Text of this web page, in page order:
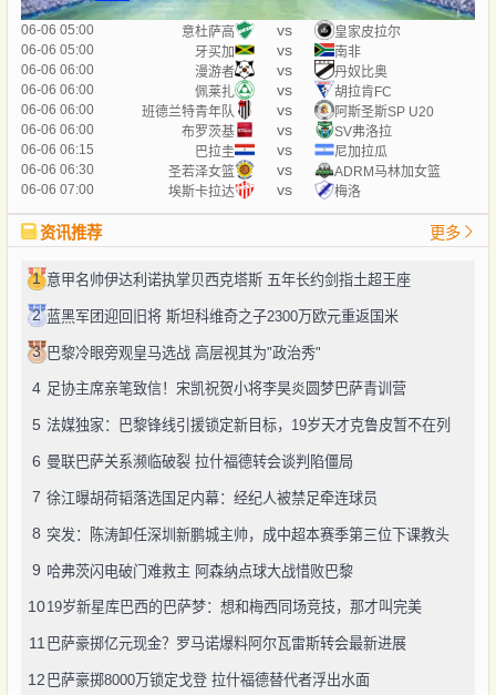
06-06 05:00 意杜萨高 vs
皇家皮拉尔
06-06 05:00
牙买加 vs
南非
06-06 06:00
漫游者 vs
丹奴比奥
06-06 06:00
佩莱扎 vs
胡拉肯FC
06-06 06:00
班德兰特青年队 vs
阿斯圣斯SP U20
06-06 06:00
布罗茨基 vs
SV弗洛拉
06-06 06:15
巴拉圭 vs
尼加拉瓜
06-06 06:30
圣若泽女篮 vs
ADRM马林加女篮
06-06 07:00
埃斯卡拉达 vs 梅洛
资讯推荐 更多
1 意甲名帅伊达利诺执掌贝西克塔斯 五年长约剑指土超王座
2 蓝黑军团迎回旧将 斯坦科维奇之子2300万欧元重返国米
3 巴黎冷眼旁观皇马选战 高层视其为"政治秀"
4 足协主席亲笔致信！宋凯祝贺小将李昊炎圆梦巴萨青训营
5 法媒独家：巴黎锋线引援锁定新目标，19岁天才克鲁皮暂不在列
6 曼联巴萨关系濒临破裂 拉什福德转会谈判陷僵局
7 徐江曝胡荷韬落选国足内幕：经纪人被禁足牵连球员
8 突发：陈涛卸任深圳新鹏城主帅，成中超本赛季第三位下课教头
9 哈弗茨闪电破门难救主 阿森纳点球大战惜败巴黎
1019岁新星库巴西的巴萨梦：想和梅西同场竞技，那才叫完美
11 巴萨豪掷亿元现金？罗马诺爆料阿尔瓦雷斯转会最新进展
12 巴萨豪掷8000万锁定戈登 拉什福德替代者浮出水面